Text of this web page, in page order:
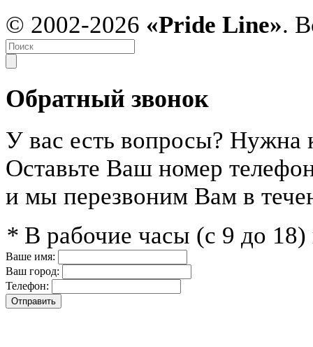
© 2002-2026 «Pride Line».
Обратный звонок
У вас есть вопросы? Нужна
Оставьте Ваш номер
и мы перезвоним Вам в
* В рабочие часы (с 9 до
Ваше имя:
Ваш город:
Телефон: